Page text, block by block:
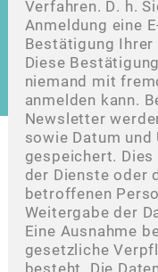
Verfahren. D. h.
Anmeldung eine
Bestätigung Ihrer
Diese
niemand mit
anmelden kann.
Newsletter
sowie Datum
gespeichert.
der Dienste oder
betroffenen
Weitergabe der
Eine Ausnahme
gesetzliche